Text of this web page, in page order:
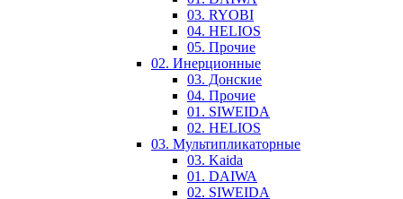
03. RYOBI
04. HELIOS
05. Прочие
02. Инерционные
03. Донские
04. Прочие
01. SIWEIDA
02. HELIOS
03. Мультипликаторные
03. Kaida
01. DAIWA
02. SIWEIDA